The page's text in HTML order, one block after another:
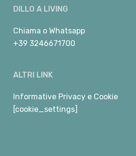
DILLO A LIVING
Chiama o Whatsapp
+39 3246671700
ALTRI LINK
Informative Privacy e Cookie
[cookie_settings]